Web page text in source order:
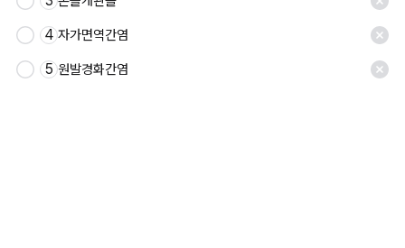
4 자가면역간염
5 원발경화간염